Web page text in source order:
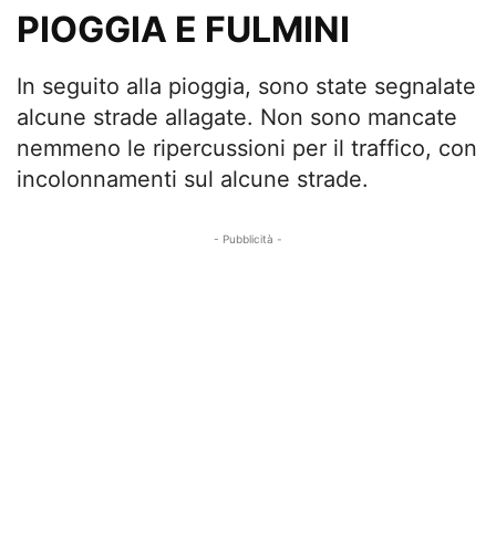
PIOGGIA E FULMINI
In seguito alla pioggia, sono state segnalate
alcune strade allagate. Non sono mancate
nemmeno le ripercussioni per il traffico, con
incolonnamenti sul alcune strade.
- Pubblicità -